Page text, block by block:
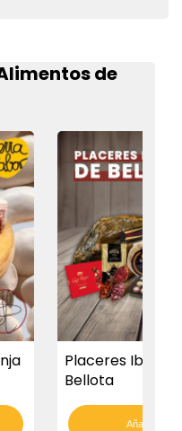
de
Placeres
Bellota
Añadir a la